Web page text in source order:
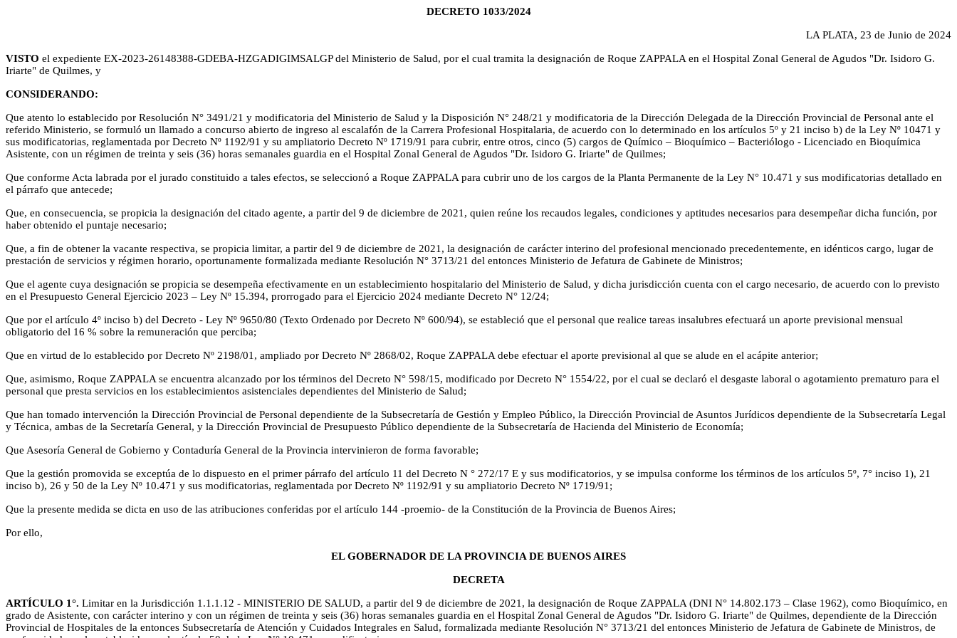
DECRETO 1033/2024
LA PLATA, 23 de Junio de 2024
VISTO el expediente EX-2023-26148388-GDEBA-HZGADIGIMSALGP del Ministerio de Salud, por el cual tramita la designación de Roque ZAPPALA en el Hospital Zonal General de Agudos "Dr. Isidoro G.
Iriarte" de Quilmes, y
CONSIDERANDO:
Que atento lo establecido por Resolución N° 3491/21 y modificatoria del Ministerio de Salud y la Disposición N° 248/21 y modificatoria de la Dirección Delegada de la Dirección Provincial de Personal ante el
referido Ministerio, se formuló un llamado a concurso abierto de ingreso al escalafón de la Carrera Profesional Hospitalaria, de acuerdo con lo determinado en los artículos 5º y 21 inciso b) de la Ley Nº 10471 y
sus modificatorias, reglamentada por Decreto Nº 1192/91 y su ampliatorio Decreto Nº 1719/91 para cubrir, entre otros, cinco (5) cargos de Químico – Bioquímico – Bacteriólogo - Licenciado en Bioquímica
Asistente, con un régimen de treinta y seis (36) horas semanales guardia en el Hospital Zonal General de Agudos "Dr. Isidoro G. Iriarte" de Quilmes;
Que conforme Acta labrada por el jurado constituido a tales efectos, se seleccionó a Roque ZAPPALA para cubrir uno de los cargos de la Planta Permanente de la Ley N° 10.471 y sus modificatorias detallado en
el párrafo que antecede;
Que, en consecuencia, se propicia la designación del citado agente, a partir del 9 de diciembre de 2021, quien reúne los recaudos legales, condiciones y aptitudes necesarios para desempeñar dicha función, por
haber obtenido el puntaje necesario;
Que, a fin de obtener la vacante respectiva, se propicia limitar, a partir del 9 de diciembre de 2021, la designación de carácter interino del profesional mencionado precedentemente, en idénticos cargo, lugar de
prestación de servicios y régimen horario, oportunamente formalizada mediante Resolución N° 3713/21 del entonces Ministerio de Jefatura de Gabinete de Ministros;
Que el agente cuya designación se propicia se desempeña efectivamente en un establecimiento hospitalario del Ministerio de Salud, y dicha jurisdicción cuenta con el cargo necesario, de acuerdo con lo previsto
en el Presupuesto General Ejercicio 2023 – Ley Nº 15.394, prorrogado para el Ejercicio 2024 mediante Decreto N° 12/24;
Que por el artículo 4º inciso b) del Decreto - Ley Nº 9650/80 (Texto Ordenado por Decreto Nº 600/94), se estableció que el personal que realice tareas insalubres efectuará un aporte previsional mensual
obligatorio del 16 % sobre la remuneración que perciba;
Que en virtud de lo establecido por Decreto Nº 2198/01, ampliado por Decreto Nº 2868/02, Roque ZAPPALA debe efectuar el aporte previsional al que se alude en el acápite anterior;
Que, asimismo, Roque ZAPPALA se encuentra alcanzado por los términos del Decreto N° 598/15, modificado por Decreto N° 1554/22, por el cual se declaró el desgaste laboral o agotamiento prematuro para el
personal que presta servicios en los establecimientos asistenciales dependientes del Ministerio de Salud;
Que han tomado intervención la Dirección Provincial de Personal dependiente de la Subsecretaría de Gestión y Empleo Público, la Dirección Provincial de Asuntos Jurídicos dependiente de la Subsecretaría Legal
y Técnica, ambas de la Secretaría General, y la Dirección Provincial de Presupuesto Público dependiente de la Subsecretaría de Hacienda del Ministerio de Economía;
Que Asesoría General de Gobierno y Contaduría General de la Provincia intervinieron de forma favorable;
Que la gestión promovida se exceptúa de lo dispuesto en el primer párrafo del artículo 11 del Decreto N ° 272/17 E y sus modificatorios, y se impulsa conforme los términos de los artículos 5º, 7° inciso 1), 21
inciso b), 26 y 50 de la Ley Nº 10.471 y sus modificatorias, reglamentada por Decreto Nº 1192/91 y su ampliatorio Decreto Nº 1719/91;
Que la presente medida se dicta en uso de las atribuciones conferidas por el artículo 144 -proemio- de la Constitución de la Provincia de Buenos Aires;
Por ello,
EL GOBERNADOR DE LA PROVINCIA DE BUENOS AIRES
DECRETA
ARTÍCULO 1°. Limitar en la Jurisdicción 1.1.1.12 - MINISTERIO DE SALUD, a partir del 9 de diciembre de 2021, la designación de Roque ZAPPALA (DNI N° 14.802.173 – Clase 1962), como Bioquímico, en
grado de Asistente, con carácter interino y con un régimen de treinta y seis (36) horas semanales guardia en el Hospital Zonal General de Agudos "Dr. Isidoro G. Iriarte" de Quilmes, dependiente de la Dirección
Provincial de Hospitales de la entonces Subsecretaría de Atención y Cuidados Integrales en Salud, formalizada mediante Resolución N° 3713/21 del entonces Ministerio de Jefatura de Gabinete de Ministros, de